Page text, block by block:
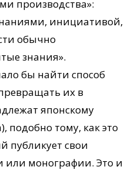
производства»:
инициативой,
обычно
знания».
бы найти способ
их в
японскому
подобно тому, как это
публикует свои
или монографии. Это и